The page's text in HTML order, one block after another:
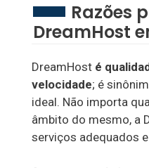
Razões
DreamHost
DreamHost é
velocidade; é
ideal. Não importa
âmbito do mesmo, a
serviços adequados